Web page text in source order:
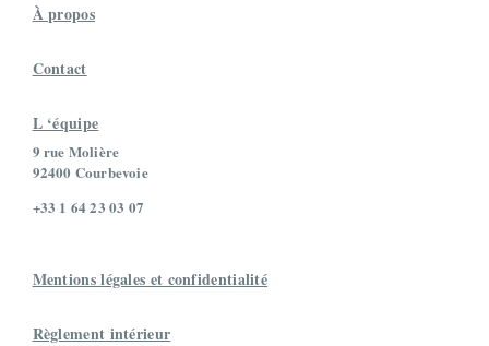
À propos
Contact
L ‘équipe
9 rue Molière
92400 Courbevoie
+33 1 64 23 03 07
Mentions légales et confidentialité
Règlement intérieur